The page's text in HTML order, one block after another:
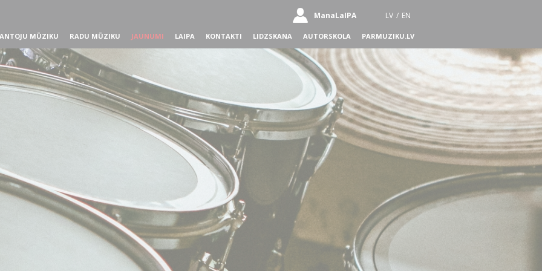
ManaLaIPA LV / EN
MŪZIKU RADU MŪZIKU JAUNUMI LAIPA KONTAKTI LIDZSKANA AUTORSKOLA PARMUZIKU.LV